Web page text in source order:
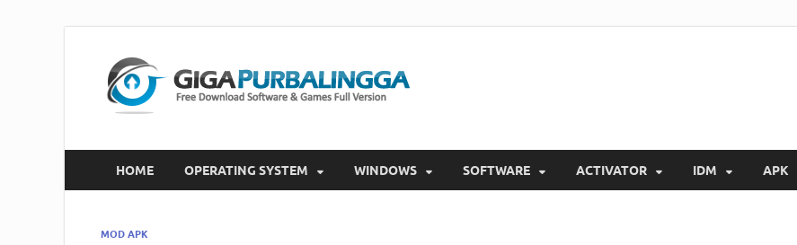
HOME OPERATING SYSTEM WINDOWS SOFTWARE ACTIVATOR IDM APK
MOD APK